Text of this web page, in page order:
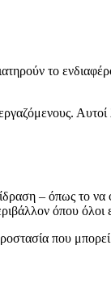
το
– όπως το
όπου όλοι
που μπορεί